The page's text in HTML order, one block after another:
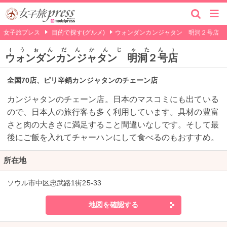
女子旅プレス 目的で探す(グルメ) ウォンダンカンジャタン 明洞２号店
ウォンダンカンジャタン 明洞２号店
うぉんだんかんじゃたん
全国70店、ピリ辛鍋カンジャタンのチェーン店
カンジャタンのチェーン店。日本のマスコミにも出ている
ので、日本人の旅行客も多く利用しています。具材の豊富
さと肉の大きさに満足すること間違いなしです。そして最
後にご飯を入れてチャーハンにして食べるのもおすすめ。
所在地
ソウル市中区忠武路1街25-33
地図を確認する